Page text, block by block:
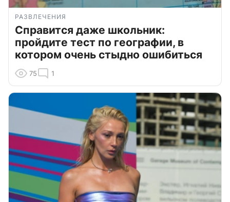
РАЗВЛЕЧЕНИЯ
Справится даже школьник:
пройдите тест по географии, в
котором очень стыдно ошибиться
75 1